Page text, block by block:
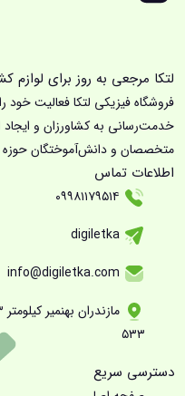
لتکا مرجعی به روز برای لوازم
خدمت‌رسانی به کشاورزان و
متخصصان و دانش‌آموختگان حوزه
اطلاعات تماس
۵۳۳
دسترسی سریع